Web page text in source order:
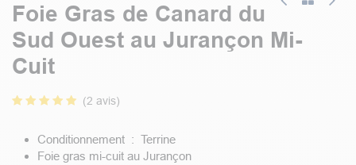
Foie Gras de Canard du
Sud Ouest au Jurançon Mi-
Cuit
(2 avis)
Conditionnement : Terrine
Foie gras mi-cuit au Jurançon